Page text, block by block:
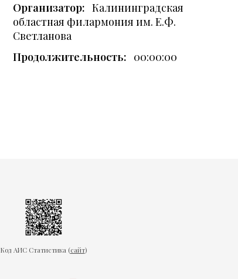
Организатор: Калининградская
областная филармония им. Е.Ф.
Светланова
Продолжительность: 00:00:00
Код АИС Статистика (сайт)